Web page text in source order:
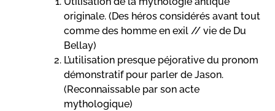
originale. (Des héros considérés avant tout
comme des homme en exil // vie de Du
Bellay)
L’utilisation presque péjorative du pronom
démonstratif pour parler de Jason.
(Reconnaissable par son acte
mythologique)